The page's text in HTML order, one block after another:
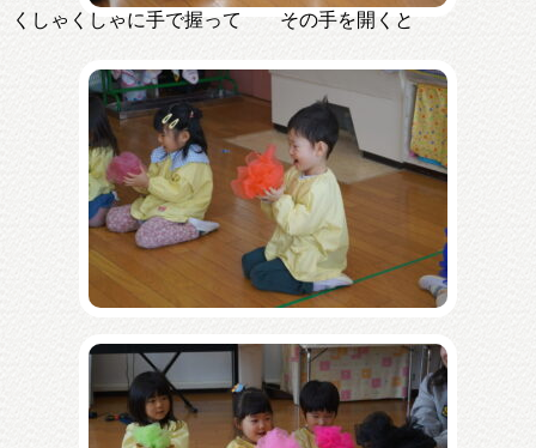
くしゃくしゃに手で握って その手を開くと